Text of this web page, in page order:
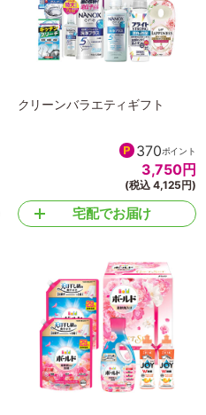
クリーンバラエティギフト
370ポイント
3,750円
(税込 4,125円)
宅配でお届け